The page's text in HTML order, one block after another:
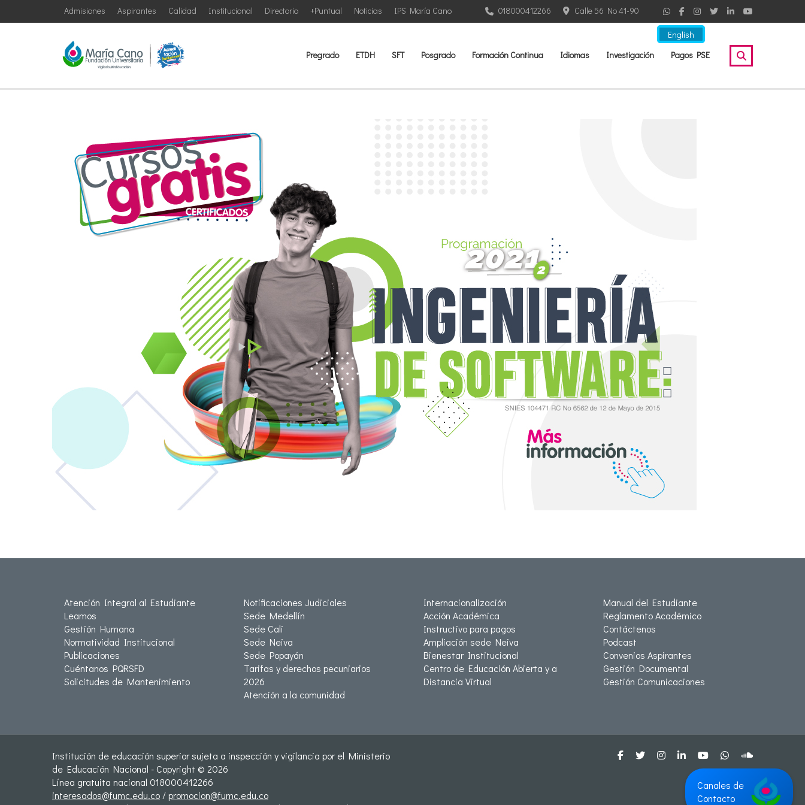
English
IPS María Cano
Noticias
+Puntual
Directorio
Institucional
Calidad
Aspirantes
Admisiones Calle 56 No 41-90
018000412266
Pregrado ETDH SFT Posgrado Formación Continua Idiomas Investigación Pagos PSE
Atención Integral al Estudiante
Leamos
Gestión Humana
Normatividad Institucional
Publicaciones
Cuéntanos PQRSFD
Solicitudes de Mantenimiento
Notificaciones Judiciales
Sede Medellín
Sede Cali
Sede Neiva
Sede Popayán
Tarifas y derechos pecuniarios
2026
Atención a la comunidad
Internacionalización
Acción Académica
Instructivo para pagos
Ampliación sede Neiva
Bienestar Institucional
Centro de Educación Abierta y a
Distancia Virtual
Manual del Estudiante
Reglamento Académico
Contáctenos
Podcast
Convenios Aspirantes
Gestión Documental
Gestión Comunicaciones
Institución de educación superior sujeta a inspección y vigilancia por el Ministerio
de Educación Nacional - Copyright © 2026
Línea gratuita nacional 018000412266
interesados@fumc.edu.co /promocion@fumc.edu.co
Canales de
Contacto